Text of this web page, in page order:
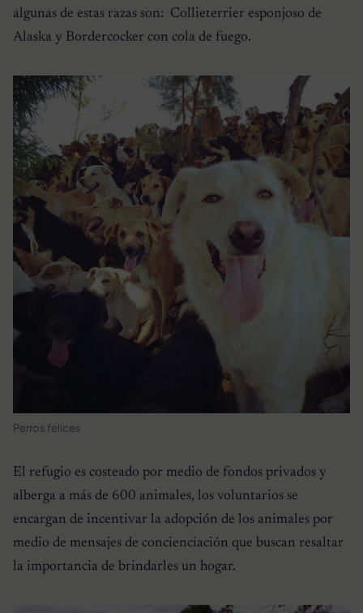
algunas de estas razas son: Collieterrier esponjoso de
Alaska y Bordercocker con cola de fuego.
Perros felices
El refugio es costeado por medio de fondos privados y
alberga a más de 600 animales, los voluntarios se
encargan de incentivar la adopción de los animales por
medio de mensajes de concienciación que buscan resaltar
la importancia de brindarles un hogar.